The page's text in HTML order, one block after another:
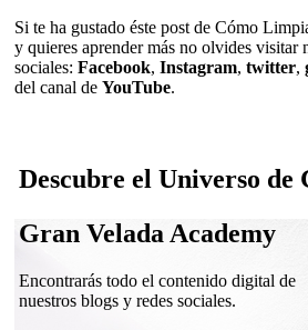
Si te ha gustado éste post de Cómo
y quieres aprender más no olvides visitar
sociales: Facebook, Instagram, twitter,
del canal de YouTube.
Descubre el Universo de
Gran Velada Academy
Encontrarás todo el contenido digital de
nuestros blogs y redes sociales.